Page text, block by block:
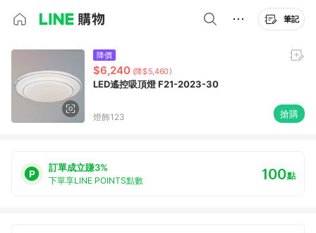
筆記
降價
$6,240 (降$5,460)
LED遙控吸頂燈 F21-2023-30
燈飾123 搶購
訂單成立賺3%
下單享LINE POINTS點數 100點